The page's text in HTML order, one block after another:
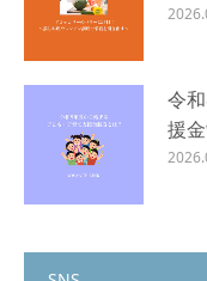
令
援